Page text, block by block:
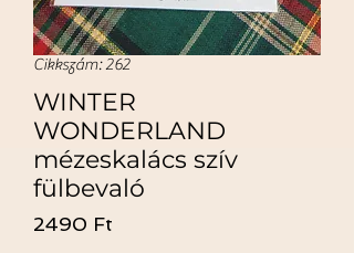
Cikkszám: 262
WINTER
WONDERLAND
mézeskalács szív
fülbevaló
2490 Ft